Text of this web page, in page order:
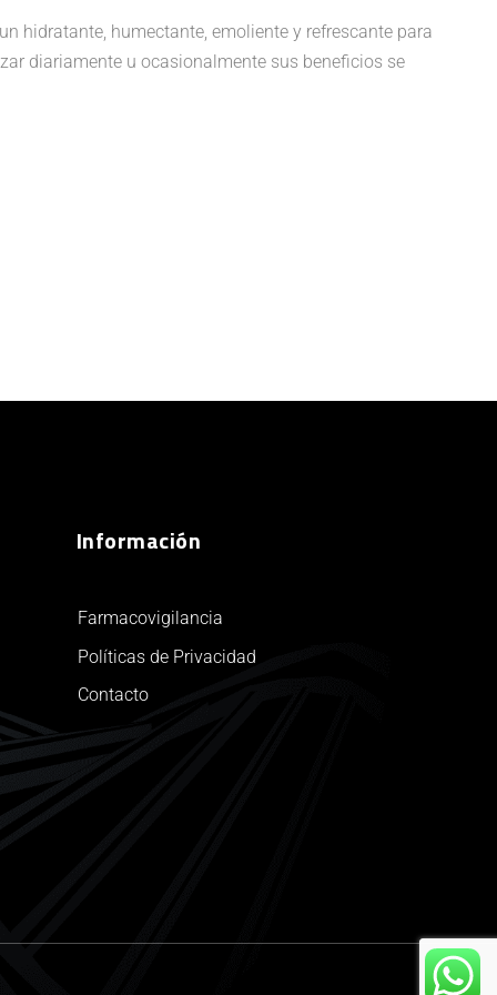
un hidratante, humectante, emoliente y refrescante para
diariamente u ocasionalmente sus beneficios se
Información
Farmacovigilancia
Políticas de Privacidad
Contacto